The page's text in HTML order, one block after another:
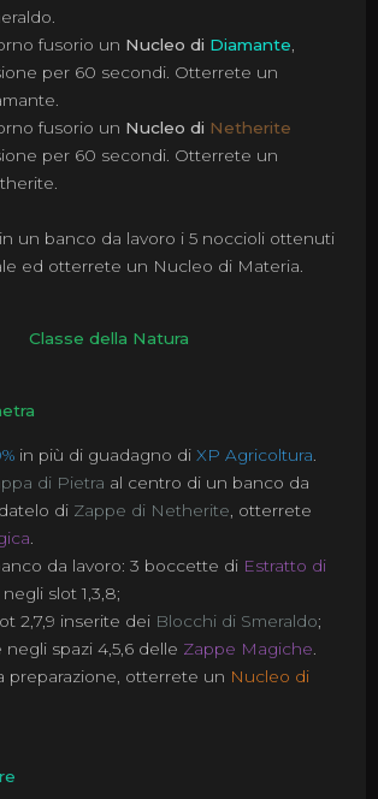
fusorio un Nucleo di Diamante
per 60 secondi. Otterrete un
fusorio un Nucleo di Netherite
per 60 secondi. Otterrete un
un banco da lavoro i 5 noccioli ottenuti
ed otterrete un Nucleo di Materia.
Classe della Natura
in più di guadagno di XP Agricoltura
di Pietra al centro di un banco da
di Zappe di Netherite , otterrete
da lavoro: 3 boccette di Estratto di
negli slot 1,3,8;
2,7,9 inserite dei Blocchi di Smeraldo;
spazi 4,5,6 delle Zappe Magiche
preparazione, otterrete un Nucleo di